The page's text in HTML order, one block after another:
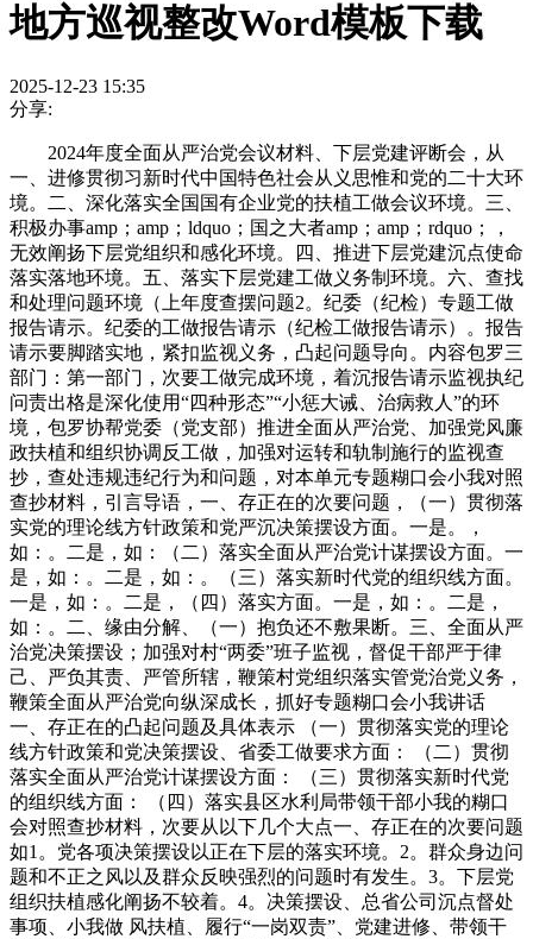
地方巡视整改Word模板下载
2025-12-23 15:35
分享:
2024年度全面从严治党会议材料、下层党建评断会，从
一、进修贯彻习新时代中国特色社会从义思惟和党的二十大环
境。二、深化落实全国国有企业党的扶植工做会议环境。三、
积极办事amp；amp；ldquo；国之大者amp；amp；rdquo；，
无效阐扬下层党组织和感化环境。四、推进下层党建沉点使命
落实落地环境。五、落实下层党建工做义务制环境。六、查找
和处理问题环境（上年度查摆问题2。纪委（纪检）专题工做
报告请示。纪委的工做报告请示（纪检工做报告请示）。报告
请示要脚踏实地，紧扣监视义务，凸起问题导向。内容包罗三
部门：第一部门，次要工做完成环境，着沉报告请示监视执纪
问责出格是深化使用“四种形态”“小惩大诫、治病救人”的环
境，包罗协帮党委（党支部）推进全面从严治党、加强党风廉
政扶植和组织协调反工做，加强对运转和轨制施行的监视查
抄，查处违规违纪行为和问题，对本单元专题糊口会小我对照
查抄材料，引言导语，一、存正在的次要问题，（一）贯彻落
实党的理论线方针政策和党严沉决策摆设方面。一是。，
如：。二是，如：（二）落实全面从严治党计谋摆设方面。一
是，如：。二是，如：。（三）落实新时代党的组织线方面。
一是，如：。二是，（四）落实方面。一是，如：。二是，
如：。二、缘由分解、（一）抱负还不敷果断。三、全面从严
治党决策摆设；加强对村“两委”班子监视，督促干部严于律
己、严负其责、严管所辖，鞭策村党组织落实管党治党义务，
鞭策全面从严治党向纵深成长，抓好专题糊口会小我讲话
一、存正在的凸起问题及具体表示 （一）贯彻落实党的理论
线方针政策和党决策摆设、省委工做要求方面： （二）贯彻
落实全面从严治党计谋摆设方面： （三）贯彻落实新时代党
的组织线方面： （四）落实县区水利局带领干部小我的糊口
会对照查抄材料，次要从以下几个大点一、存正在的次要问题
如1。党各项决策摆设以正在下层的落实环境。2。群众身边问
题和不正之风以及群众反映强烈的问题时有发生。3。下层党
组织扶植感化阐扬不较着。4。决策摆设、总省公司沉点督处
事项、小我做 风扶植、履行“一岗双责”、党建进修、带领干